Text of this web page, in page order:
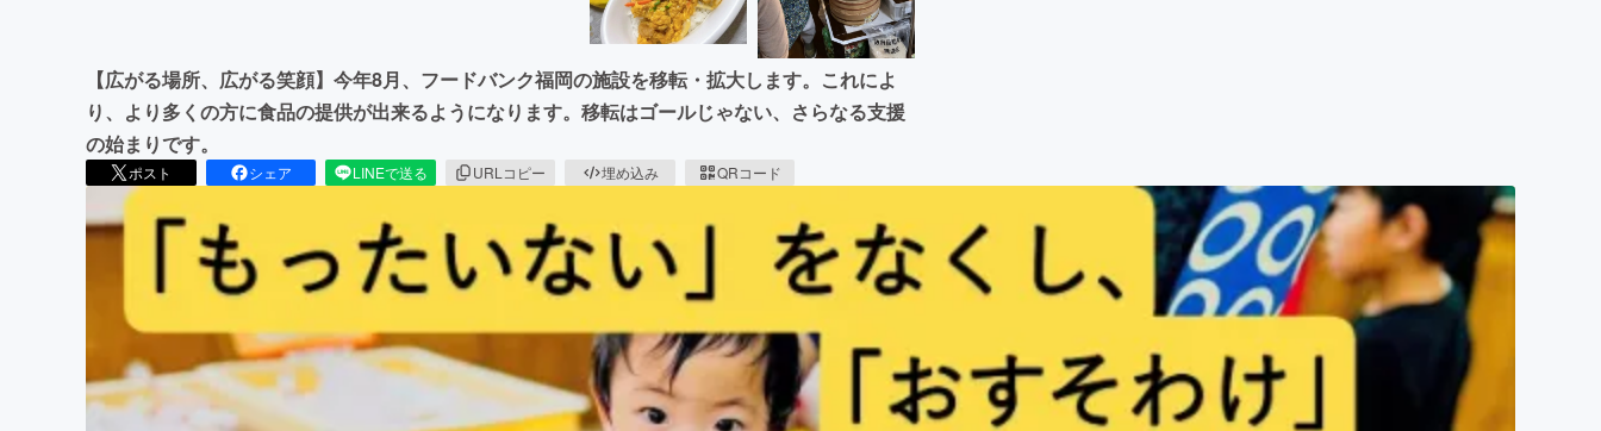
【広がる場所、広がる笑顔】今年8月、フードバンク福岡の施設を移転・拡大します。これによ
り、より多くの方に食品の提供が出来るようになります。移転はゴールじゃない、さらなる支援
の始まりです。
ポスト シェア LINEで送る URLコピー 埋め込み QRコード